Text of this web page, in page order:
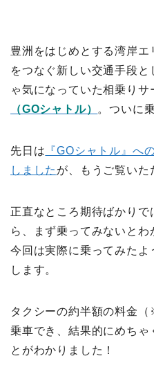
豊洲をはじめとする湾岸
をつなぐ新しい交通手段
ゃ気になっていた相乗りサ
（GOシャトル） 。ついに
先日は 『GOシャトル』へ
しました が、もうご覧いた
正直なところ期待ばかり
ら、まず乗ってみないとわ
今回は実際に乗ってみたよ
します。
タクシーの約半額の料金
乗車でき、結果的にめちゃ
とがわかりました！